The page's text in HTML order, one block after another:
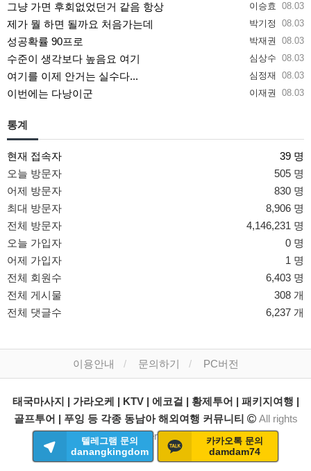
이승효 08.03
그냥 가면 후회없었던거 같음 항상
박기정 08.03
제가 뭘 하면 될까요 처음가는데
박재권 08.03
성공확률 90프로
심상수 08.03
수준이 생각보다 높음요 여기
심정재 08.03
여기를 이제 안거는 실수다...
이재권 08.03
이번에는 다낭이군
통계
현재 접속자
39 명
오늘 방문자
505 명
어제 방문자
830 명
최대 방문자
8,906 명
전체 방문자
4,146,231 명
오늘 가입자
0 명
어제 가입자
1 명
전체 회원수
6,403 명
전체 게시물
308 개
전체 댓글수
6,237 개
텔레그램 문의
danangkingdom
카카오톡 문의
damdam74
이용안내 문의하기 PC버전
태국마사지 | 가라오케 | KTV | 에코걸 | 황제투어 | 패키지여행 |
골프투어 | 푸잉 등 각종 동남아 해외여행 커뮤니티
All rights
reserved.